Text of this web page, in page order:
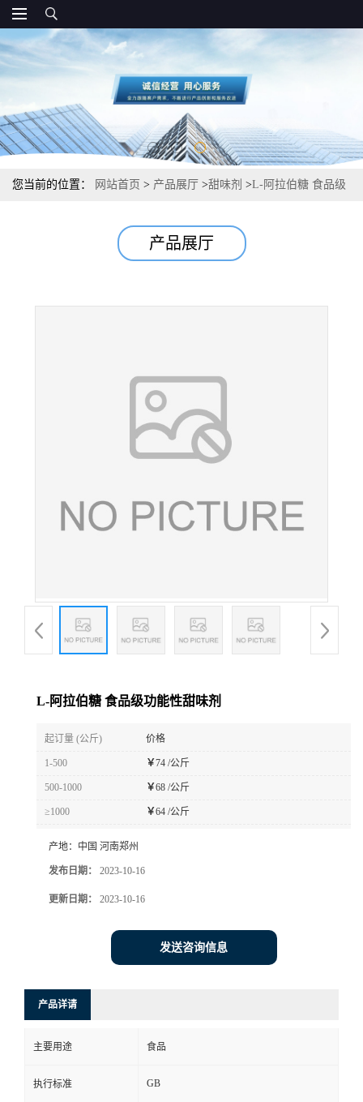
您当前的位置： 网站首页 > 产品展厅 >甜味剂 >L-阿拉伯糖 食品级
产品展厅
L-阿拉伯糖 食品级功能性甜味剂
起订量 (公斤) 价格
1-500 ￥74 /公斤
500-1000 ￥68 /公斤
≥1000 ￥64 /公斤
产地： 中国 河南郑州
发布日期： 2023-10-16
更新日期： 2023-10-16
发送咨询信息
产品详请
主要用途 食品
执行标准 GB